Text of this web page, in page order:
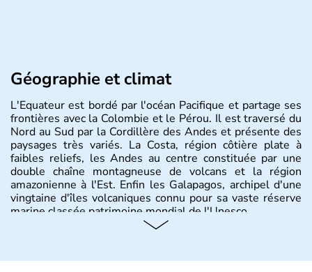
Géographie et climat
L'Equateur est bordé par l'océan Pacifique et partage ses
frontières avec la Colombie et le Pérou. Il est traversé du
Nord au Sud par la Cordillère des Andes et présente des
paysages très variés. La Costa, région côtière plate à
faibles reliefs, les Andes au centre constituée par une
double chaîne montagneuse de volcans et la région
amazonienne à l'Est. Enfin les Galapagos, archipel d'une
vingtaine d'îles volcaniques connu pour sa vaste réserve
marine classée patrimoine mondial de l'Unesco.